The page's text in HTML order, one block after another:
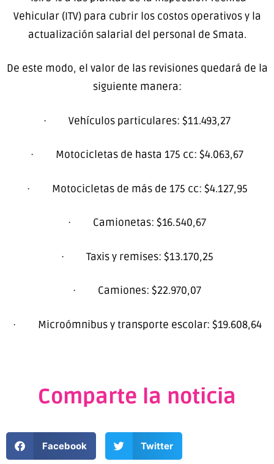
Vehicular (ITV) para cubrir los costos operativos y la
actualización salarial del personal de Smata.
De este modo, el valor de las revisiones quedará de la
siguiente manera:
· Vehículos particulares: $11.493,27
· Motocicletas de hasta 175 cc: $4.063,67
· Motocicletas de más de 175 cc: $4.127,95
· Camionetas: $16.540,67
· Taxis y remises: $13.170,25
· Camiones: $22.970,07
· Microómnibus y transporte escolar: $19.608,64
Comparte la noticia
Facebook Twitter